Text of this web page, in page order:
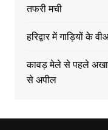
तफरी मची
हरिद्वार में गाड़ियों के
कावड़ मेले से पहले
से अपील